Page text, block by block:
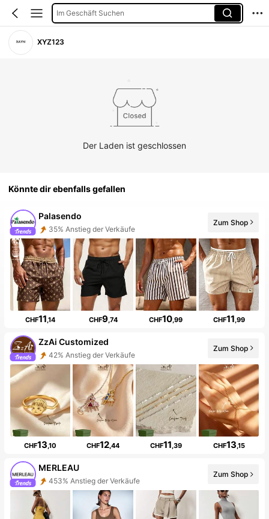
Im Geschäft Suchen
XYZ123
Der Laden ist geschlossen
Könnte dir ebenfalls gefallen
Palasendo
35% Anstieg der Verkäufe
Follower-Anstieg 999%+
Zum Shop
CHF11 ,14 CHF9,74 CHF10 ,99 CHF11 ,99
ZzAi Customized
42% Anstieg der Verkäufe
501% Anstieg der Follower
Zum Shop
CHF13 ,10 CHF12 ,44 CHF11 ,39 CHF13 ,15
MERLEAU
453% Anstieg der Verkäufe
Follower-Anstieg 999%+
Zum Shop